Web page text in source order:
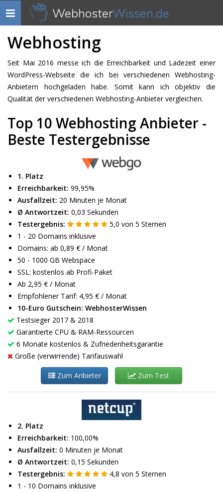
Navigation
anzeigen
WebhosterWissen.de
Webhosting
Seit Mai 2016 messe ich die Erreichbarkeit und Ladezeit einer
WordPress-Webseite die ich bei verschiedenen Webhosting-
Anbietern hochgeladen habe. Somit kann ich objektiv die
Qualität der verschiedenen Webhosting-Anbieter vergleichen.
Top 10 Webhosting Anbieter -
Beste Testergebnisse
1. Platz
Erreichbarkeit: 99,95%
Ausfallzeit: 20 Minuten je Monat
Ø Antwortzeit: 0,03 Sekunden
Testergebnis:
5,0 von 5 Sternen
1 - 20 Domains inklusive
Domains: ab 0,89 € / Monat
50 - 1000 GB Webspace
SSL: kostenlos ab Profi-Paket
Ab 2,95 € / Monat
Empfohlener Tarif: 4,95 € / Monat
10-Euro Gutschein: WebhosterWissen
Testsieger 2017 & 2018
Garantierte CPU & RAM-Ressourcen
6 Monate kostenlos & Zufriedenheitsgarantie
Große (verwirrende) Tarifauswahl
Zum Anbieter Zum Test
2. Platz
Erreichbarkeit: 100,00%
Ausfallzeit: 0 Minuten je Monat
Ø Antwortzeit: 0,15 Sekunden
Testergebnis:
4,8 von 5 Sternen
1 - 10 Domains inklusive